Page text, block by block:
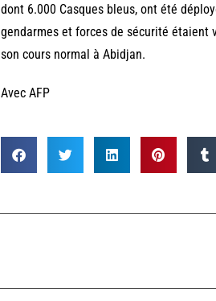
dont 6.000 Casques bleus, ont été
gendarmes et forces de sécurité
son cours normal à Abidjan.
Avec AFP